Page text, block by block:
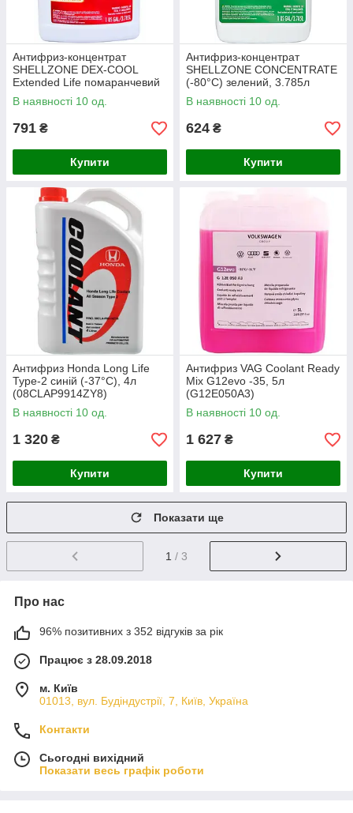
Антифриз-концентрат
SHELLZONE DEX-COOL
Extended Life помаранчевий
(-80°C), 3.785л
В наявності 10 од.
791 ₴
Купити
Антифриз-концентрат
SHELLZONE CONCENTRATE
(-80°C) зелений, 3.785л
В наявності 10 од.
624 ₴
Купити
Антифриз Honda Long Life
Type-2 синій (-37°С), 4л
(08CLAP9914ZY8)
В наявності 10 од.
1 320 ₴
Купити
Антифриз VAG Coolant Ready
Mix G12evo -35, 5л
(G12E050A3)
В наявності 10 од.
1 627 ₴
Купити
Показати ще
1 / 3
Про нас
96% позитивних з 352 відгуків за рік
Працює з 28.09.2018
м. Київ
01013, вул. Будіндустрії, 7, Київ, Україна
Контакти
Сьогодні вихідний
Показати весь графік роботи